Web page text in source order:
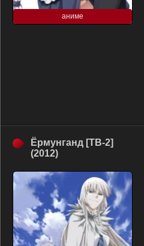
аниме
Ёрмунганд [ТВ-2]
(2012)